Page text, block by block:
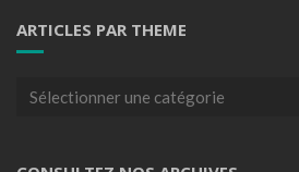
ARTICLES PAR THEME
Articles